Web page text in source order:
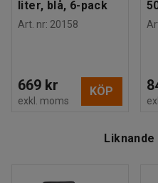
liter, blå, 6-pack
Art. nr: 20158
669 kr
exkl. moms
KÖP